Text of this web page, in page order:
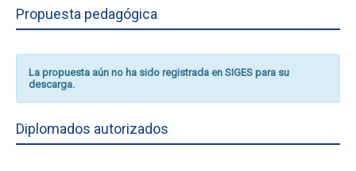
Propuesta pedagógica
La propuesta aún no ha sido registrada en SIGES para su
descarga.
Diplomados autorizados